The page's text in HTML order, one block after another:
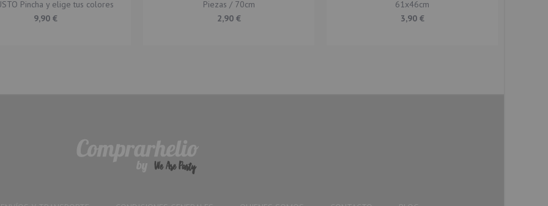
Pincha y elige tus colores
9,90 €
Piezas / 70cm
2,90 €
61x46cm
3,90 €